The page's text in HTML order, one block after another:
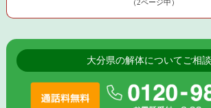
（2ページ中）
大分県の解体についてご相